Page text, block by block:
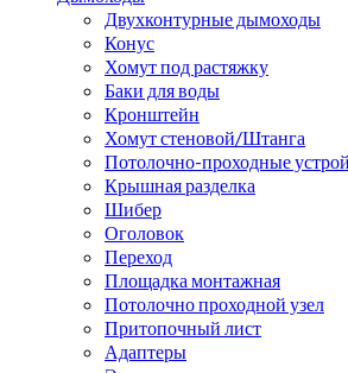
Двухконтурные дымоходы
Конус
Хомут под растяжку
Баки для воды
Кронштейн
Хомут стеновой/Штанга
Потолочно-проходные
Крышная разделка
Шибер
Оголовок
Переход
Площадка монтажная
Потолочно проходной узел
Притопочный лист
Адаптеры